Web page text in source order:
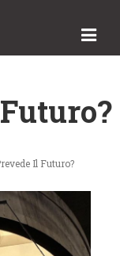
Il Futuro?